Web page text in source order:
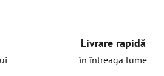
Livrare rapidă
în întreaga lume